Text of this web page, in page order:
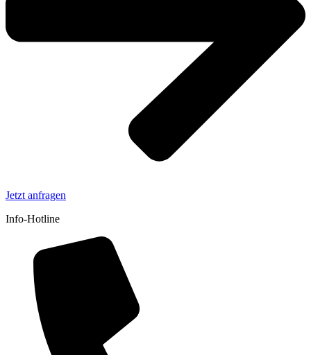
Jetzt anfragen
Info-Hotline